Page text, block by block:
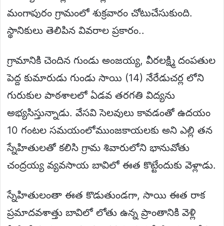
మంగాపురం గ్రామంలో శుక్రవారం చోటుచేసుకుంది.
స్థానికులు తెలిపిన వివరాల ప్రకారం..
గ్రామానికి చెందిన గుండు అంజయ్య, వీరలక్ష్మి దంపతుల
పెద్ద కుమారుడు గుండు సాయి (14) నేరేడుచర్ల లోని
గురుకుల పాఠశాలలో ఏడవ తరగతి విద్యను
అభ్యసిస్తున్నాడు. వేసవి సెలవులు కావడంతో ఉదయం
10 గంటల సమయంలోముంజకాయలకు అని ఎల్లి తన
స్నేహితులతో కలిసి గ్రామ శివారులోని భానువోతు
చంద్రయ్య వ్యవసాయ బావిలో ఈత కొట్టేందుకు వెళ్లాడు.
స్నేహితులంతా ఈత కొడుతుండగా, సాయి ఈత రాక
ప్రమాదవశాత్తు బావిలో లోతు ఉన్న ప్రాంతానికి వెళ్లి